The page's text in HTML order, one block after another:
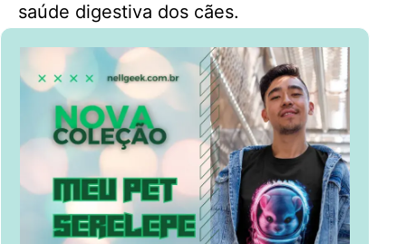
saúde digestiva dos cães.